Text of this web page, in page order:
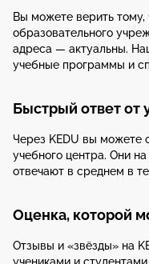
Вы можете верить тому,
образовательного
адреса — актуальны.
учебные программы и
Быстрый ответ от
Через KEDU вы можете
учебного центра. Они
отвечают в среднем в
Оценка, которой
Отзывы и «звёзды» на